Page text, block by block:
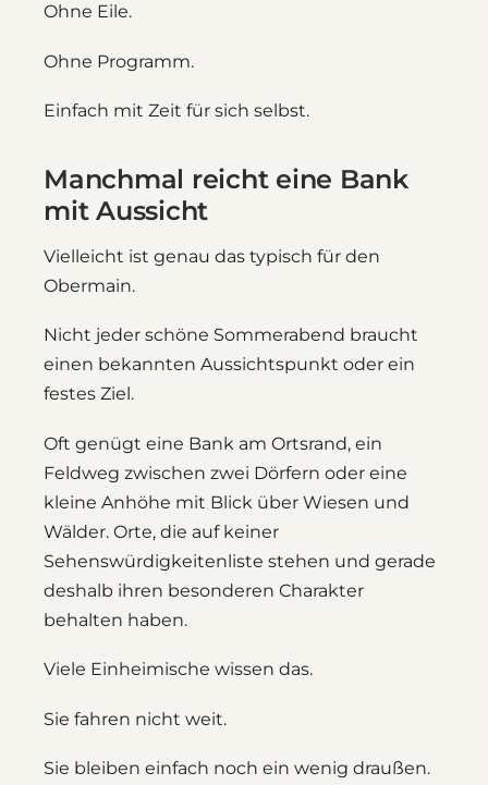
Ohne Eile.
Ohne Programm.
Einfach mit Zeit für sich selbst.
Manchmal reicht eine Bank
mit Aussicht
Vielleicht ist genau das typisch für den
Obermain.
Nicht jeder schöne Sommerabend braucht
einen bekannten Aussichtspunkt oder ein
festes Ziel.
Oft genügt eine Bank am Ortsrand, ein
Feldweg zwischen zwei Dörfern oder eine
kleine Anhöhe mit Blick über Wiesen und
Wälder. Orte, die auf keiner
Sehenswürdigkeitenliste stehen und gerade
deshalb ihren besonderen Charakter
behalten haben.
Viele Einheimische wissen das.
Sie fahren nicht weit.
Sie bleiben einfach noch ein wenig draußen.